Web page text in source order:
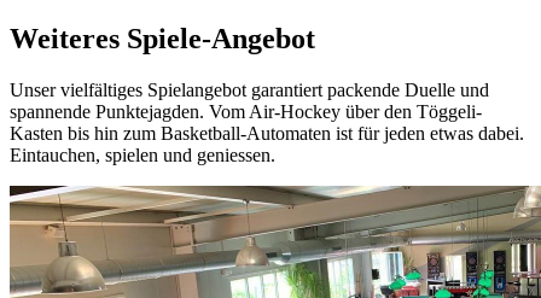
Weiteres Spiele-Angebot
Unser vielfältiges Spielangebot garantiert packende Duelle und
spannende Punktejagden. Vom Air-Hockey über den Töggeli-
Kasten bis hin zum Basketball-Automaten ist für jeden etwas dabei.
Eintauchen, spielen und geniessen.